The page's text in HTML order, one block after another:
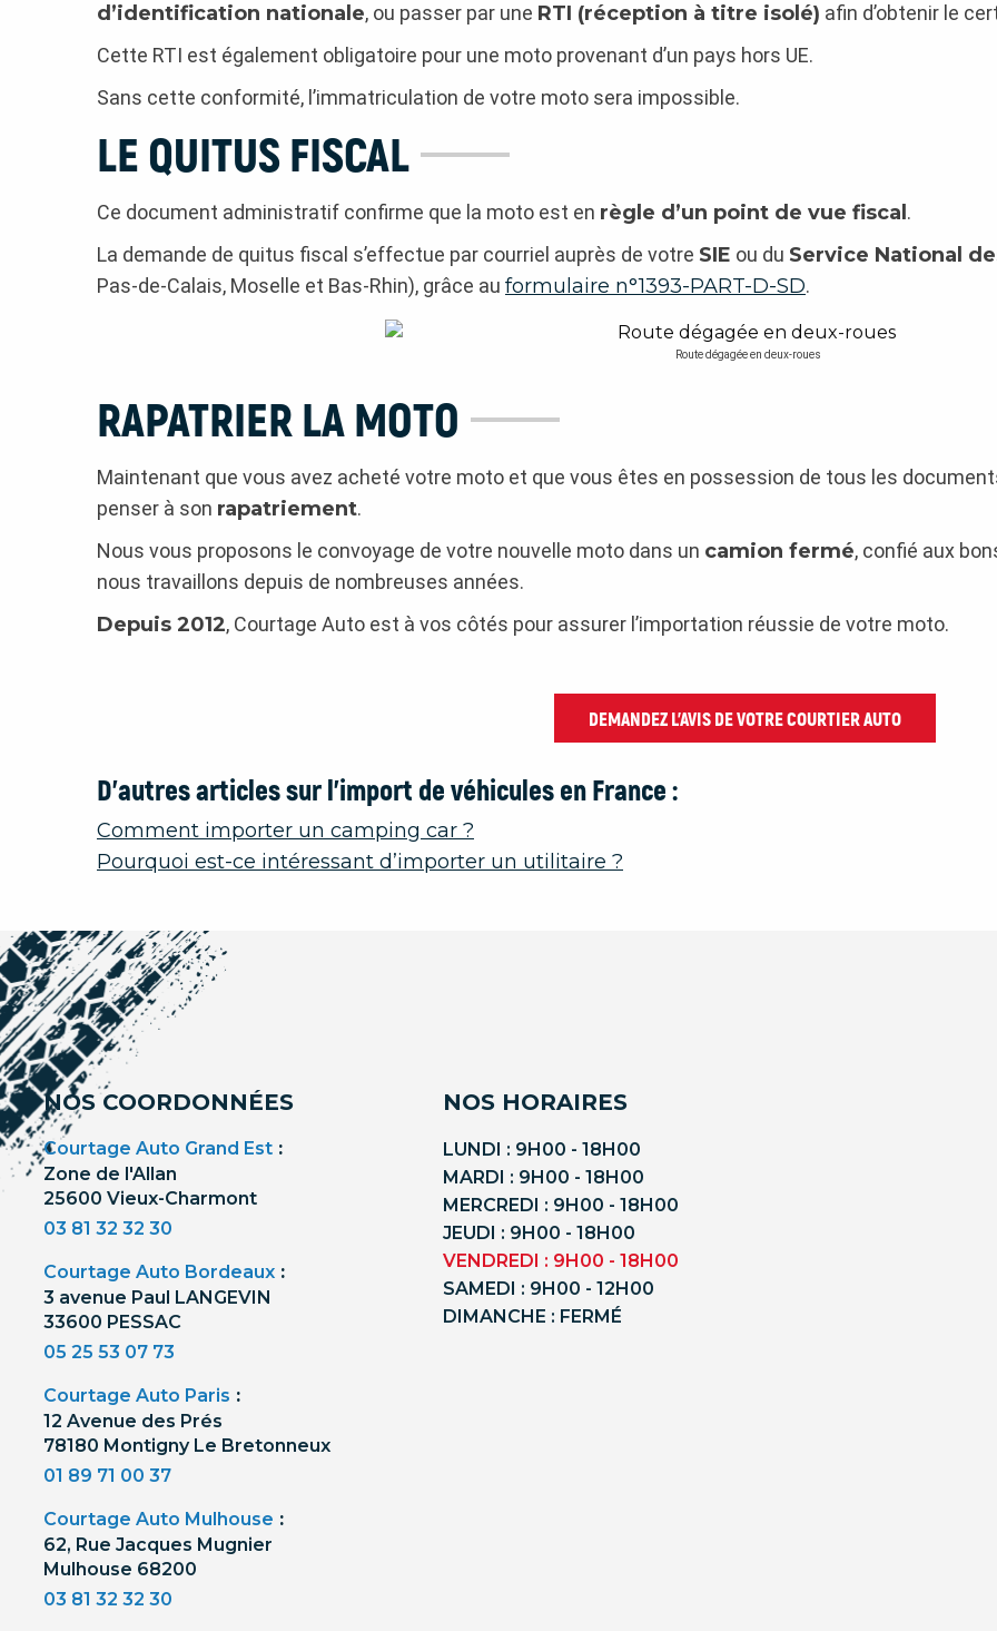
d’identification nationale, ou passer par une RTI (réception à titre isolé) afin d’obtenir le
Cette RTI est également obligatoire pour une moto provenant d’un pays hors UE.
Sans cette conformité, l’immatriculation de votre moto sera impossible.
LE QUITUS FISCAL
Ce document administratif confirme que la moto est en règle d’un point de vue fiscal.
La demande de quitus fiscal s’effectue par courriel auprès de votre SIE ou du Service National
Pas-de-Calais, Moselle et Bas-Rhin), grâce au formulaire n°1393-PART-D-SD.
Route dégagée en deux-roues
RAPATRIER LA MOTO
Maintenant que vous avez acheté votre moto et que vous êtes en possession de tous les
penser à son rapatriement.
Nous vous proposons le convoyage de votre nouvelle moto dans un camion fermé, confié aux
nous travaillons depuis de nombreuses années.
Depuis 2012, Courtage Auto est à vos côtés pour assurer l’importation réussie de votre moto.
DEMANDEZ L’AVIS DE VOTRE COURTIER AUTO
D’autres articles sur l’import de véhicules en France :
Comment importer un camping car ?
Pourquoi est-ce intéressant d’importer un utilitaire ?
NOS COORDONNÉES
Courtage Auto Grand Est :
Zone de l'Allan
25600 Vieux-Charmont
03 81 32 32 30
Courtage Auto Bordeaux :
3 avenue Paul LANGEVIN
33600 PESSAC
05 25 53 07 73
Courtage Auto Paris :
12 Avenue des Prés
78180 Montigny Le Bretonneux
01 89 71 00 37
Courtage Auto Mulhouse :
62, Rue Jacques Mugnier
Mulhouse 68200
03 81 32 32 30
NOS HORAIRES
LUNDI : 9H00 - 18H00
MARDI : 9H00 - 18H00
MERCREDI : 9H00 - 18H00
JEUDI : 9H00 - 18H00
VENDREDI : 9H00 - 18H00
SAMEDI : 9H00 - 12H00
DIMANCHE : FERMÉ